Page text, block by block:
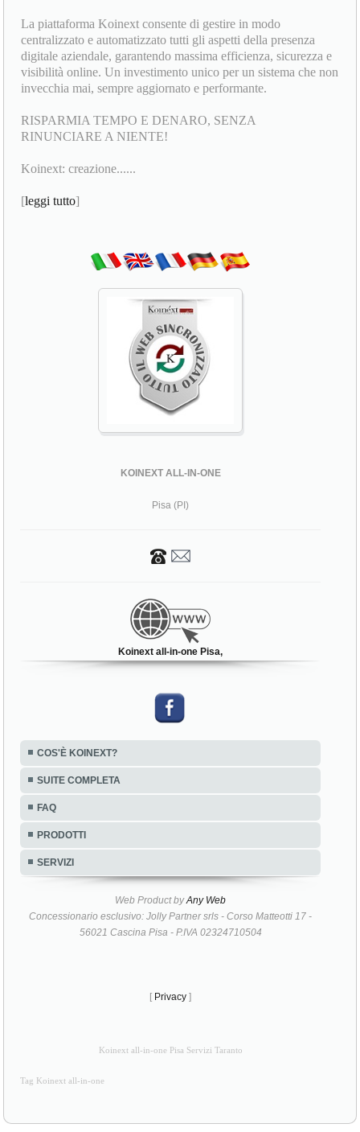
La piattaforma Koinext consente di gestire in modo
centralizzato e automatizzato tutti gli aspetti della presenza
digitale aziendale, garantendo massima efficienza, sicurezza e
visibilità online. Un investimento unico per un sistema che non
invecchia mai, sempre aggiornato e performante.
RISPARMIA TEMPO E DENARO, SENZA
RINUNCIARE A NIENTE!
Koinext: creazione......
[leggi tutto]
KOINEXT ALL-IN-ONE
Pisa (PI)
Koinext all-in-one Pisa,
COS'È KOINEXT?
SUITE COMPLETA
FAQ
PRODOTTI
SERVIZI
Web Product byAny Web
Concessionario esclusivo: Jolly Partner srls - Corso Matteotti 17 -
56021 Cascina Pisa - P.IVA 02324710504
[ Privacy ]
Koinext all-in-one Pisa Servizi Taranto
Tag Koinext all-in-one